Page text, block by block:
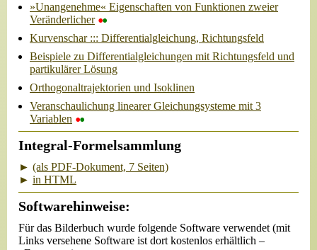
»Unangenehme« Eigenschaften von Funktionen zweier
Veränderlicher ••
Kurvenschar ::: Differentialgleichung, Richtungsfeld
Beispiele zu Differentialgleichungen mit Richtungsfeld und
partikulärer Lösung
Orthogonaltrajektorien und Isoklinen
Veranschaulichung linearer Gleichungsysteme mit 3
Variablen ••
Integral-Formelsammlung
► (als PDF-Dokument, 7 Seiten)
► in HTML
Softwarehinweise:
Für das Bilderbuch wurde folgende Software verwendet (mit
Links versehene Software ist dort kostenlos erhältlich –